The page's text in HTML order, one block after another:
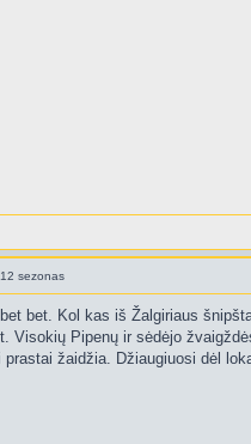
sezonas
bet. Kol kas iš Žalgiriaus
Visokių Pipenų ir sėdėjo
žaidžia. Džiaugiuosi dėl